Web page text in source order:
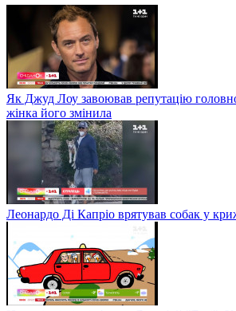
Як Джуд Лоу завоював репутацію
жінка його змінила
Леонардо Ді Капріо врятував собак у